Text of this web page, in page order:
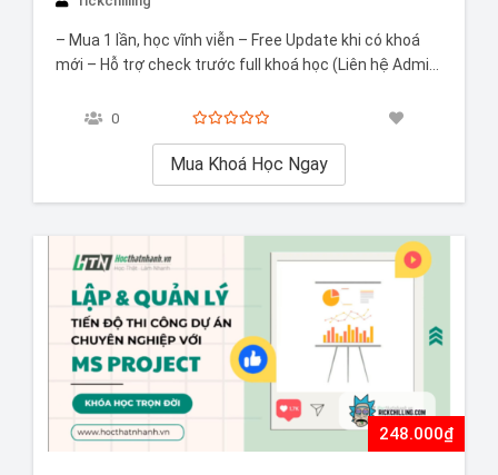
– Mua 1 lần, học vĩnh viễn – Free Update khi có khoá
mới – Hỗ trợ check trước full khoá học (Liên hệ Admin
0
Mua Khoá Học Ngay
248.000₫